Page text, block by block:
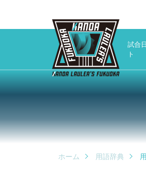
試合
ト
ホーム 用語辞典